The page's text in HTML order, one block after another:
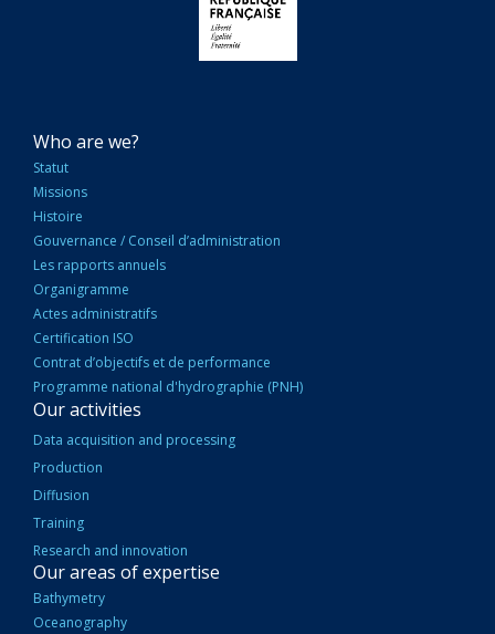
NAVIGATION
PRINCIPALE
Who are we?
Statut
Missions
Histoire
Gouvernance / Conseil d’administration
Les rapports annuels
Organigramme
Actes administratifs
Certification ISO
Contrat d’objectifs et de performance
Programme national d'hydrographie (PNH)
Our activities
Data acquisition and processing
Production
Diffusion
Training
Research and innovation
Our areas of expertise
Bathymetry
Oceanography